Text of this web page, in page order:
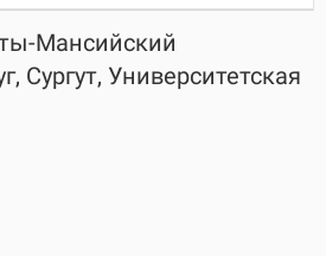
Мансийский
Сургут, Университетская